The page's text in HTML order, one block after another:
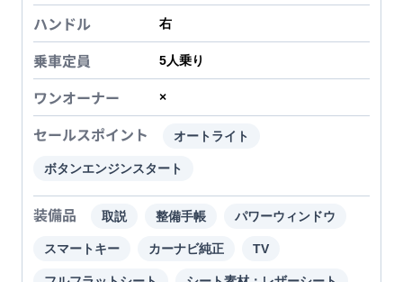
ハンドル 右
乗車定員 5人乗り
ワンオーナー ×
セールスポイント オートライト
ボタンエンジンスタート
装備品 取説 整備手帳 パワーウィンドウ
スマートキー カーナビ純正 TV